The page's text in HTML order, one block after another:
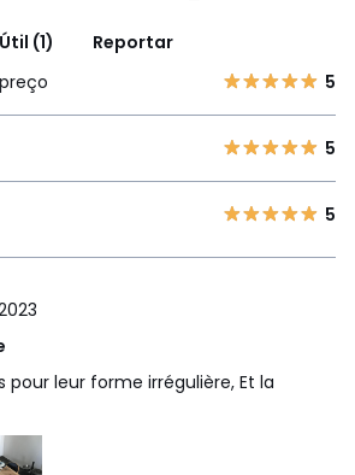
Útil (1)
Reportar
5
5
5
pour leur forme irrégulière, Et la